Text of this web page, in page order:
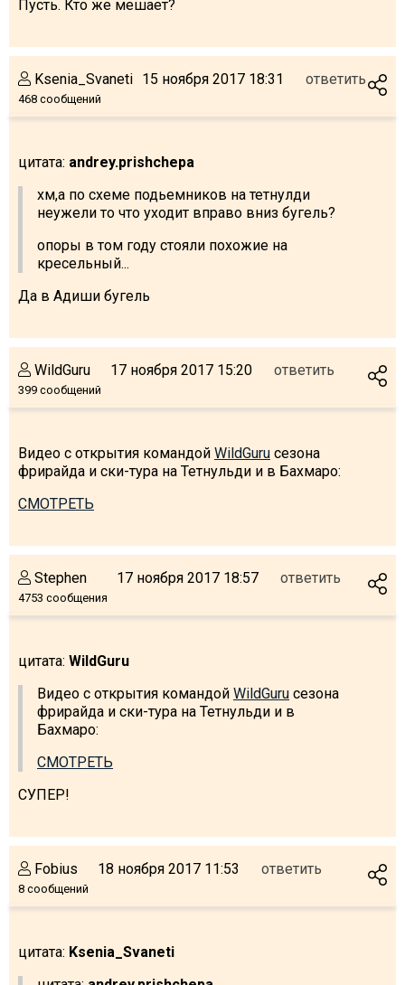
Пусть. Кто же мешает?
Ksenia_Svaneti
468 сообщений
15 ноября 2017 18:31 ответить
цитата: andrey.prishchepa
хм,а по схеме подьемников на тетнулди
неужели то что уходит вправо вниз бугель?
опоры в том году стояли похожие на
кресельный...
Да в Адиши бугель
WildGuru
399 сообщений
17 ноября 2017 15:20 ответить
Видео с открытия командой WildGuru сезона
фрирайда и ски-тура на Тетнульди и в Бахмаро:
СМОТРЕТЬ
Stephen
4753 сообщения
17 ноября 2017 18:57 ответить
цитата: WildGuru
Видео с открытия командой WildGuru сезона
фрирайда и ски-тура на Тетнульди и в
Бахмаро:
СМОТРЕТЬ
СУПЕР!
Fobius
8 сообщений
18 ноября 2017 11:53 ответить
цитата: Ksenia_Svaneti